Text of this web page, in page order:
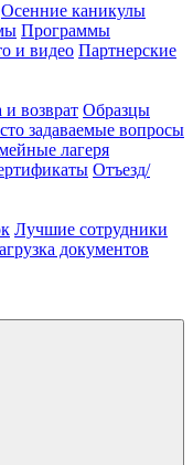
Осенние каникулы
Программы
и видео Партнерские
возврат Образцы
задаваемые вопросы
лагеря
Отъезд/
Лучшие сотрудники
документов